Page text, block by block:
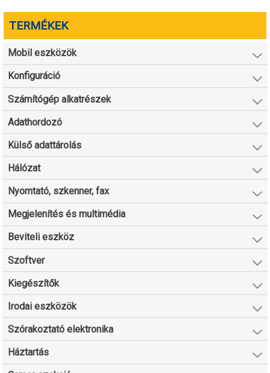
TERMÉKEK
Mobil eszközök
Konfiguráció
Számítógép alkatrészek
Adathordozó
Külső adattárolás
Hálózat
Nyomtató, szkenner, fax
Megjelenítés és multimédia
Beviteli eszköz
Szoftver
Kiegészítők
Irodai eszközök
Szórakoztató elektronika
Háztartás